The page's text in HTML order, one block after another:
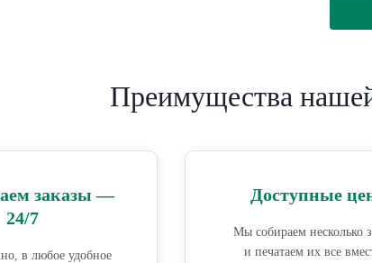
Преимущества
заказы —
24/7
в любое удобное
Доступные
Мы собираем несколько
и печатаем их все